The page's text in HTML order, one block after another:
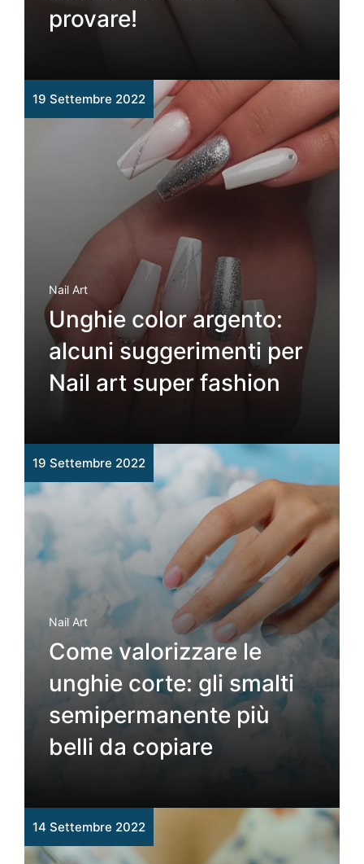
provare!
19 Settembre 2022
Nail Art
Unghie color argento:
alcuni suggerimenti per
Nail art super fashion
19 Settembre 2022
Nail Art
Come valorizzare le
unghie corte: gli smalti
semipermanente più
belli da copiare
14 Settembre 2022